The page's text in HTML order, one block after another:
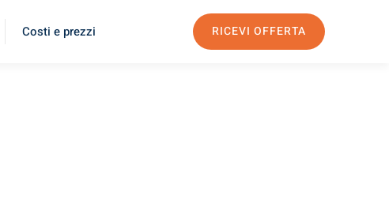
Costi e prezzi RICEVI OFFERTA